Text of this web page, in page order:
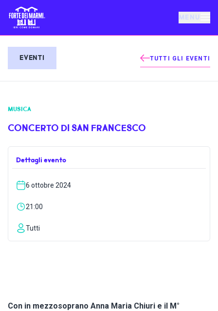
MENU
EVENTI
NOTIZIE
OSPITALITÀ
VILLA BERTELLI
EVENTI TUTTI GLI EVENTI
MUSICA
CONCERTO DI SAN FRANCESCO
Dettagli evento
6 ottobre 2024
21:00
Tutti
Con in mezzosoprano Anna Maria Chiuri e il M°